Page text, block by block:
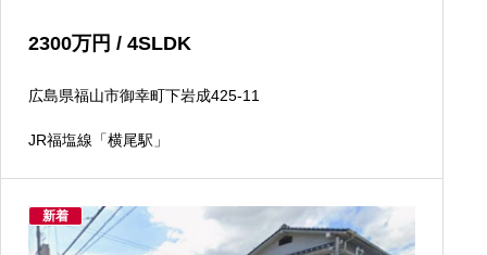
2300万円 / 4SLDK
広島県福山市御幸町下岩成425-11
JR福塩線「横尾駅」
新着